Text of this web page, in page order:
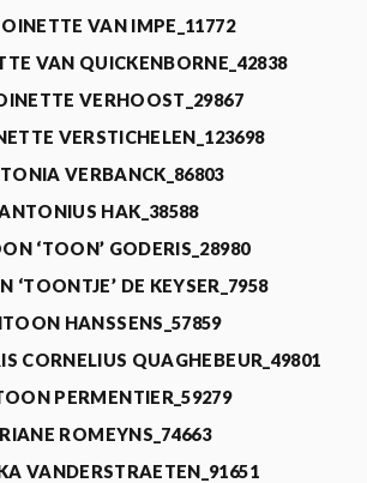
VAN IMPE_11772
VAN QUICKENBORNE_42838
VERHOOST_29867
VERSTICHELEN_123698
VERBANCK_86803
HAK_38588
‘TOON’ GODERIS_28980
‘TOONTJE’ DE KEYSER_7958
HANSSENS_57859
CORNELIUS QUAGHEBEUR_49801
PERMENTIER_59279
ROMEYNS_74663
VANDERSTRAETEN_91651